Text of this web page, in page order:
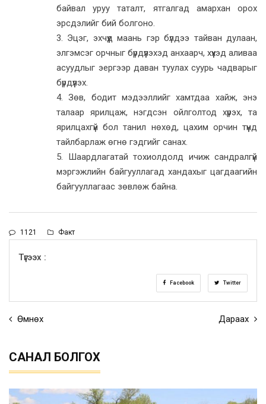
байвал уруу таталт, ятгалгад амархан орох
эрсдэлийг бий болгоно.
3. Эцэг, эхчүүд маань гэр бүлдээ тайван дулаан,
элгэмсэг орчныг бүрдүүлэхэд анхаарч, хүүхэд аливаа
асуудлыг эергээр даван туулах суурь чадварыг
бүрдүүлэх.
4. Зөв, бодит мэдээллийг хамтдаа хайж, энэ
талаар ярилцаж, нэгдсэн ойлголтод хүрэх, та
ярилцахгүй бол танил нөхөд, цахим орчин түүнд
тайлбарлаж өгнө гэдгийг санах.
5. Шаардлагатай тохиолдолд ичиж сандралгүй
мэргэжлийн байгууллагад хандахыг цагдаагийн
байгууллагаас зөвлөж байна.
1121 Факт
Түгээх :
Facebook Twitter
Өмнөх Дараах
САНАЛ БОЛГОХ